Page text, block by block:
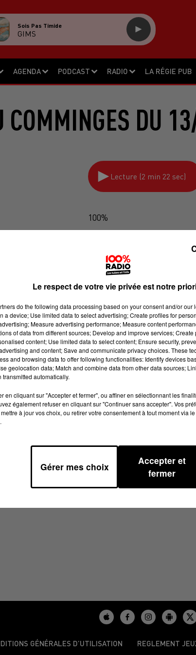
AGENDA PODCAST RADIO LA RÉGIE PUB
Sois Pas Timide
GIMS
COMMINGES DU
Lecture (2 min 22 sec)
100%
À 14H00
GÉNÉRALES D’UTILISATION REGLEMENT
Le respect de votre vie privée est notre
do the following data processing based on your consent and/or our
a device; Use limited data to select advertising; Create profiles for
Measure advertising performance; Measure content
of data from different sources; Develop and improve services;
content; Use limited data to select content; Ensure security,
and content; Save and communicate privacy choices. These
and browsing data to offer following functionalities: Identify devices
geolocation data; Match and combine data from other data sources;
automatically.
en cliquant sur "Accepter et fermer", ou affiner en sélectionnant les
également refuser en cliquant sur "Continuer sans accepter". Vos
à jour vos choix, ou retirer votre consentement à tout moment via
Gérer mes choix
Accepter et
fermer